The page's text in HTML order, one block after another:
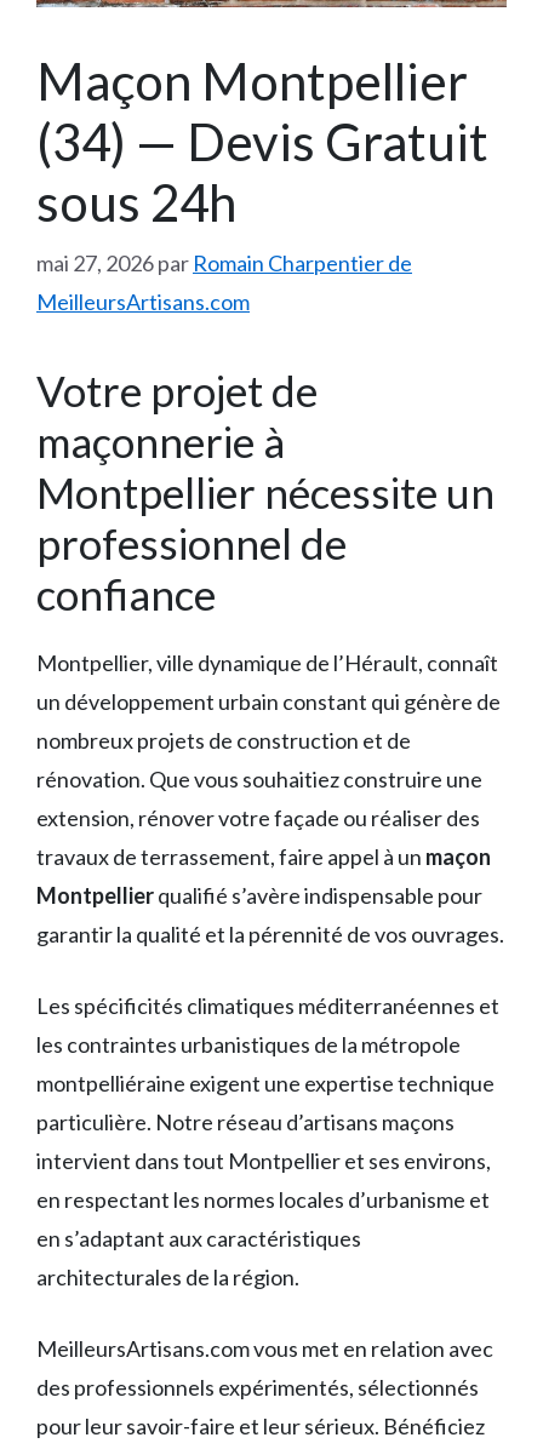
Maçon Montpellier
(34) — Devis Gratuit
sous 24h
mai 27, 2026par Romain Charpentier de
MeilleursArtisans.com
Votre projet de
maçonnerie à
Montpellier nécessite un
professionnel de
confiance
Montpellier, ville dynamique de l’Hérault, connaît
un développement urbain constant qui génère de
nombreux projets de construction et de
rénovation. Que vous souhaitiez construire une
extension, rénover votre façade ou réaliser des
travaux de terrassement, faire appel à un maçon
Montpellierqualifié s’avère indispensable pour
garantir la qualité et la pérennité de vos ouvrages.
Les spécificités climatiques méditerranéennes et
les contraintes urbanistiques de la métropole
montpelliéraine exigent une expertise technique
particulière. Notre réseau d’artisans maçons
intervient dans tout Montpellier et ses environs,
en respectant les normes locales d’urbanisme et
en s’adaptant aux caractéristiques
architecturales de la région.
MeilleursArtisans.com vous met en relation avec
des professionnels expérimentés, sélectionnés
pour leur savoir-faire et leur sérieux. Bénéficiez